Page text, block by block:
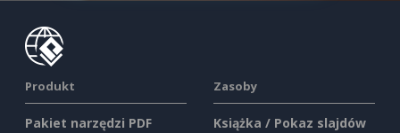
Produkt
Pakiet narzędzi PDF
Zasoby
Książka / Pokaz slajdów